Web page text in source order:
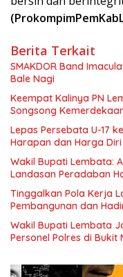
Berita Terkait
SMAKDOR Band
Bale Nagi
Keempat Kalinya PN
Songsong
Lepas Persebata U-17
Harapan dan Harga
Wakil Bupati Lembata:
Landasan Peradaban
Tinggalkan Pola Kerja
Pembangunan dan
Wakil Bupati Lembata
Personel Polres di Bukit